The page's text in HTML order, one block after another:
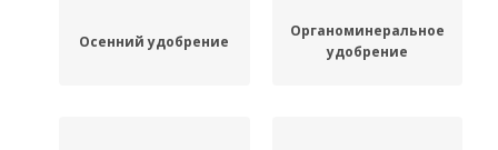
Осенний удобрение
Органоминеральное
удобрение